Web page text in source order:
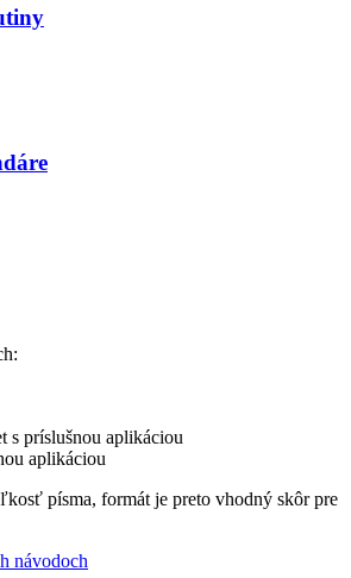
s príslušnou aplikáciou
aplikáciou
písma, formát je preto vhodný skôr pre
návodoch